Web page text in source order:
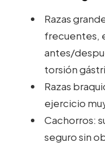
Razas
frecuentes,
antes/
torsión
Razas
ejercicio
Cachorros:
seguro sin